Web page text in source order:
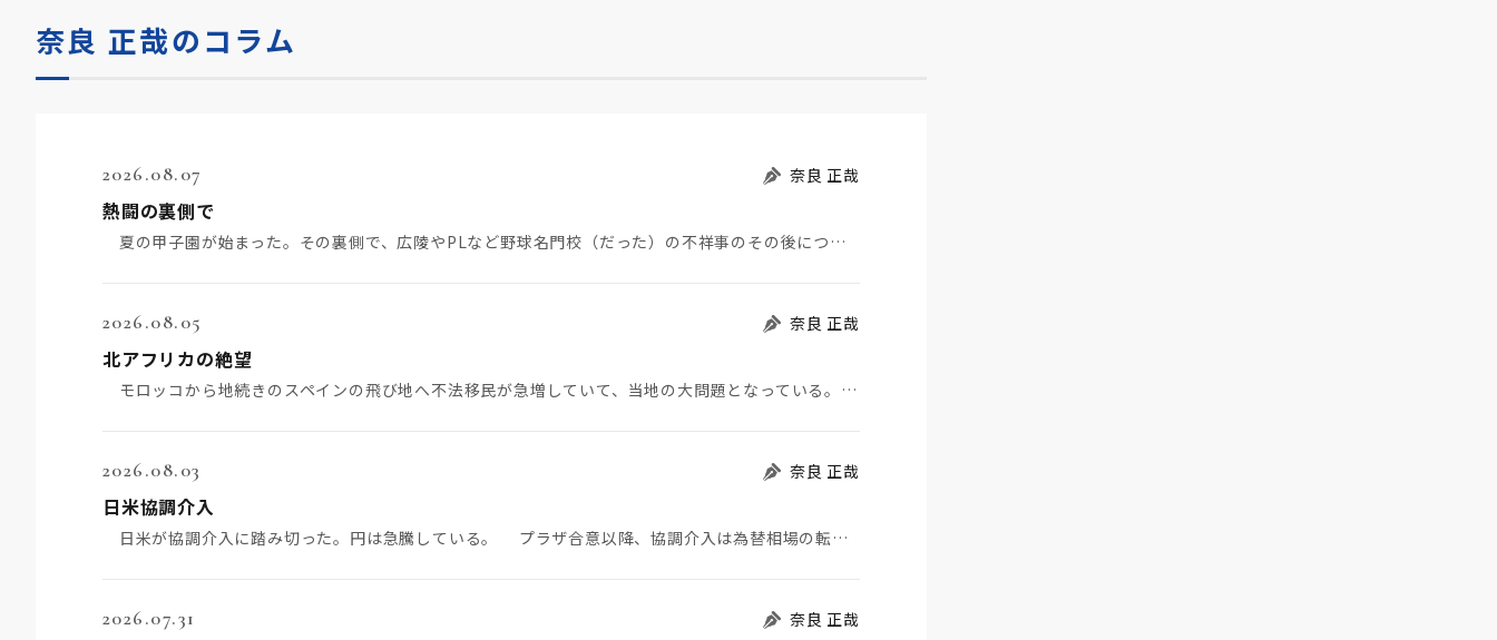
奈良 正哉のコラム
2026.08.07 奈良 正哉
熱闘の裏側で
夏の甲子園が始まった。その裏側で、広陵やPLなど野球名門校（だった）の不祥事のその後について、「熱…
2026.08.05 奈良 正哉
北アフリカの絶望
モロッコから地続きのスペインの飛び地へ不法移民が急増していて、当地の大問題となっている。「海を泳い…
2026.08.03 奈良 正哉
日米協調介入
日米が協調介入に踏み切った。円は急騰している。 プラザ合意以降、協調介入は為替相場の転機になって…
2026.07.31 奈良 正哉